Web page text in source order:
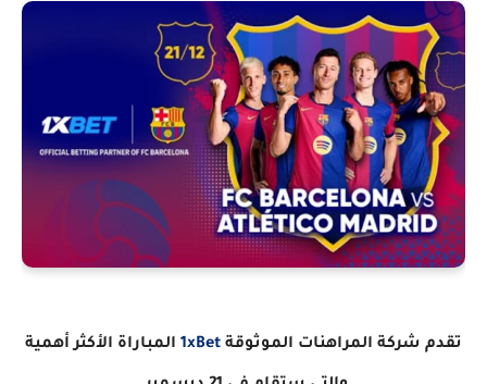
تقدم شركة المراهنات الموثوقة 1xBet المباراة الأكثر أهمية